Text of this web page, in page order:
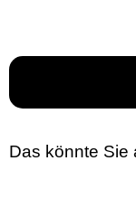
Das könnte Sie